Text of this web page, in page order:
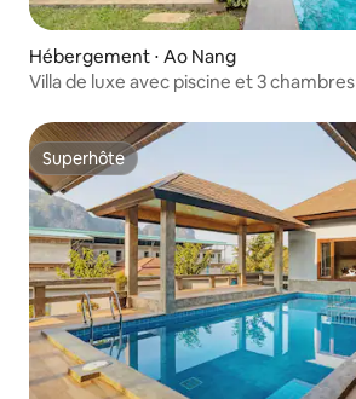
Hébergement ⋅ Ao Nang
Villa de luxe avec piscine et 3 chambres
Superhôte
Superhôte